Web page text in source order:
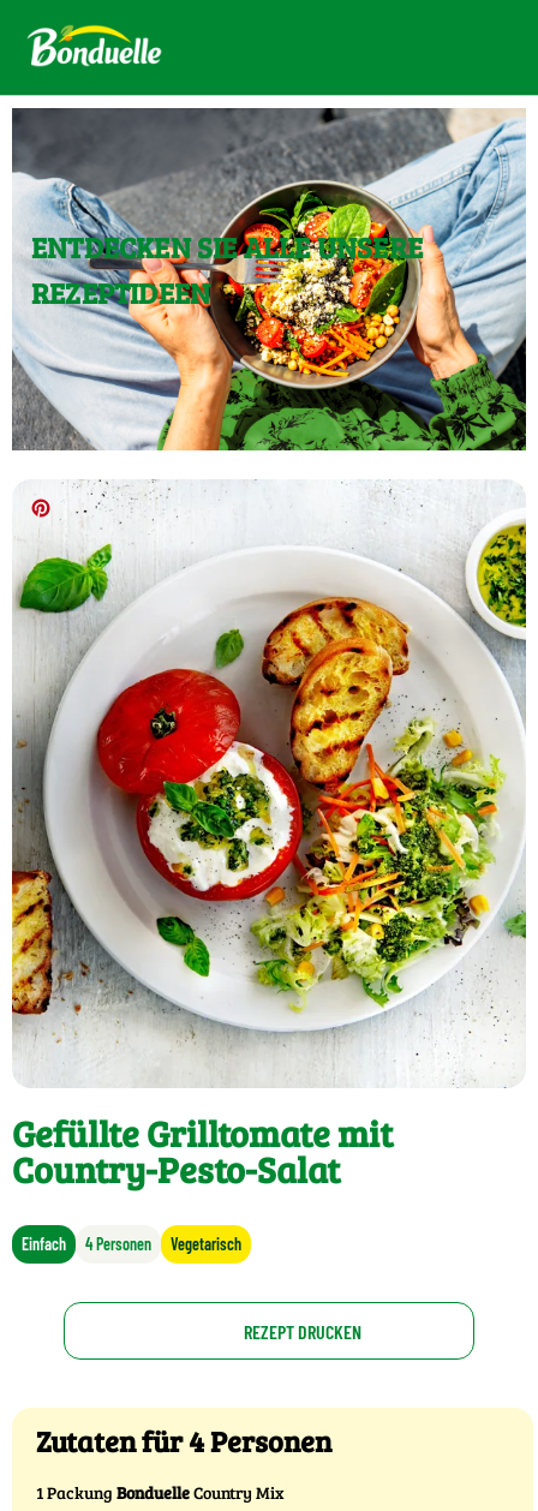
ENTDECKEN SIE ALLE UNSERE
REZEPTIDEEN
Gefüllte Grilltomate mit
Country-Pesto-Salat
Einfach 4 Personen Vegetarisch
REZEPT DRUCKEN
Zutaten für 4 Personen
1 Packung BonduelleCountry Mix